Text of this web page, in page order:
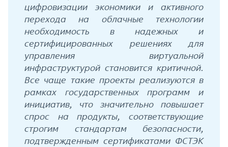
цифровизации экономики и активного
перехода на облачные технологии
необходимость в надежных и
сертифицированных решениях для
управления виртуальной
инфраструктурой становится критичной.
Все чаще такие проекты реализуются в
рамках государственных программ и
инициатив, что значительно повышает
спрос на продукты, соответствующие
строгим стандартам безопасности,
подтвержденным сертификатами ФСТЭК